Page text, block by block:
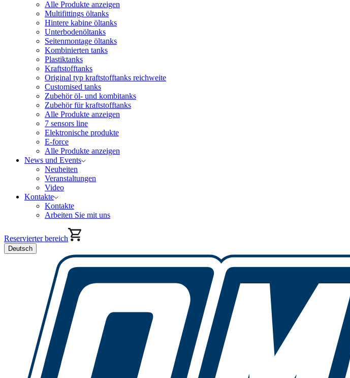
Alle Produkte anzeigen
Multifittings öltanks
Hintere kabine öltanks
Unterbodenöltanks
Seitenmontage öltanks
Kombinierten tanks
Plastiktanks
Kraftstofftanks
Original typ kraftstofftanks reichweite
Customised tanks
Zubehör öl- und kombitanks
Zubehör für kraftstofftanks
Alle Produkte anzeigen
7 sensors line
Elektronische produkte
E-force
Alle Produkte anzeigen
News und Events
Neuheiten
Veranstaltungen
Video
Kontakte
Kontakte
Arbeiten Sie mit uns
Reservierter bereich
Deutsch